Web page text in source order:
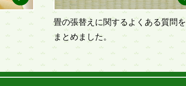
畳の張替えに関するよくある質問を
まとめました。